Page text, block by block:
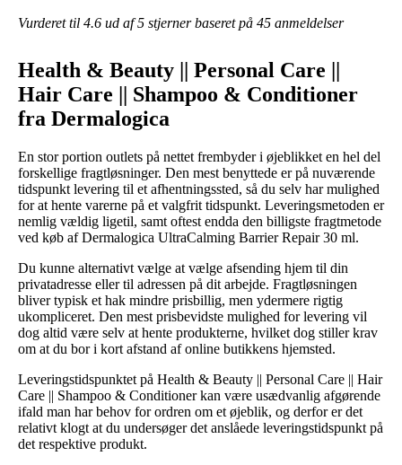
Vurderet til 4.6 ud af 5 stjerner baseret på 45 anmeldelser
Health & Beauty || Personal Care ||
Hair Care || Shampoo & Conditioner
fra Dermalogica
En stor portion outlets på nettet frembyder i øjeblikket en hel del
forskellige fragtløsninger. Den mest benyttede er på nuværende
tidspunkt levering til et afhentningssted, så du selv har mulighed
for at hente varerne på et valgfrit tidspunkt. Leveringsmetoden er
nemlig vældig ligetil, samt oftest endda den billigste fragtmetode
ved køb af Dermalogica UltraCalming Barrier Repair 30 ml.
Du kunne alternativt vælge at vælge afsending hjem til din
privatadresse eller til adressen på dit arbejde. Fragtløsningen
bliver typisk et hak mindre prisbillig, men ydermere rigtig
ukompliceret. Den mest prisbevidste mulighed for levering vil
dog altid være selv at hente produkterne, hvilket dog stiller krav
om at du bor i kort afstand af online butikkens hjemsted.
Leveringstidspunktet på Health & Beauty || Personal Care || Hair
Care || Shampoo & Conditioner kan være usædvanlig afgørende
ifald man har behov for ordren om et øjeblik, og derfor er det
relativt klogt at du undersøger det anslåede leveringstidspunkt på
det respektive produkt.